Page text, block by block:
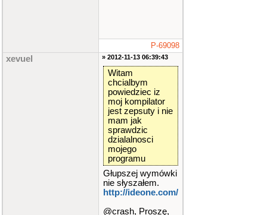
P-69098
xevuel » 2012-11-13 06:39:43
Witam
chcialbym
powiedziec iz
moj kompilator
jest zepsuty i nie
mam jak
sprawdzic
dzialalnosci
mojego
programu
Głupszej wymówki
nie słyszałem.
http://ideone.com/
@crash, Proszę,